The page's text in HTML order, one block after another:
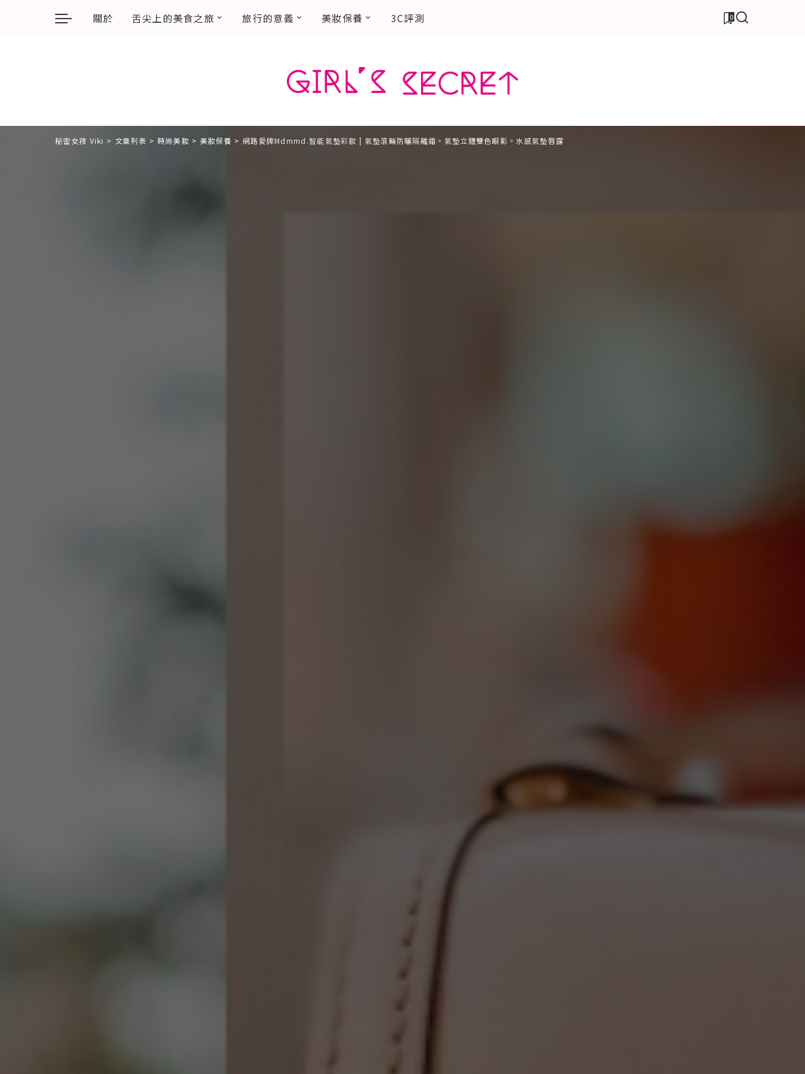
關於 舌尖上的美食之旅 旅行的意義 美妝保養 3C評測 0
秘密女孩 Viki > 文章列表 > 時尚美妝 > 美妝保養 > 網路愛牌Mdmmd.智能氣墊彩妝 | 氣墊滾輪防曬隔離霜。氣墊立體雙色眼影。水感氣墊唇露